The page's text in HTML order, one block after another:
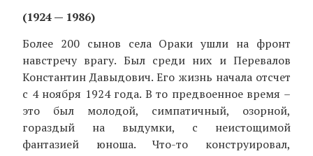
(1924 — 1986)
Более 200 сынов села Ораки ушли на фронт
навстречу врагу. Был среди них и Перевалов
Константин Давыдович. Его жизнь начала отсчет
с 4 ноября 1924 года. В то предвоенное время –
это был молодой, симпатичный, озорной,
гораздый на выдумки, с неистощимой
фантазией юноша. Что-то конструировал,